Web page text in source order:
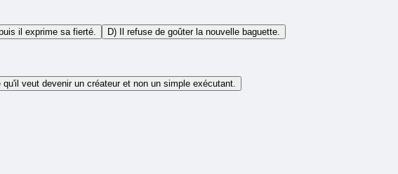
il exprime sa fierté. D) Il refuse de goûter la nouvelle baguette.
qu'il veut devenir un créateur et non un simple exécutant.